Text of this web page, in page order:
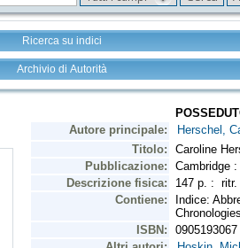
Ricerca su indici
Archivio di Autorità